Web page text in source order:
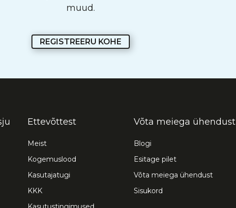
muud.
REGISTREERU KOHE
Ettevõttest
Meist
Kogemuslood
Kasutajatugi
KKK
Võta meiega ühendust
Blogi
Esitage pilet
Võta meiega ühendust
Sisukord